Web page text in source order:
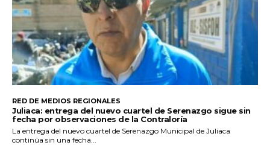
RED DE MEDIOS REGIONALES
Juliaca: entrega del nuevo cuartel de Serenazgo sigue sin
fecha por observaciones de la Contraloría
La entrega del nuevo cuartel de Serenazgo Municipal de Juliaca
continúa sin una fecha...